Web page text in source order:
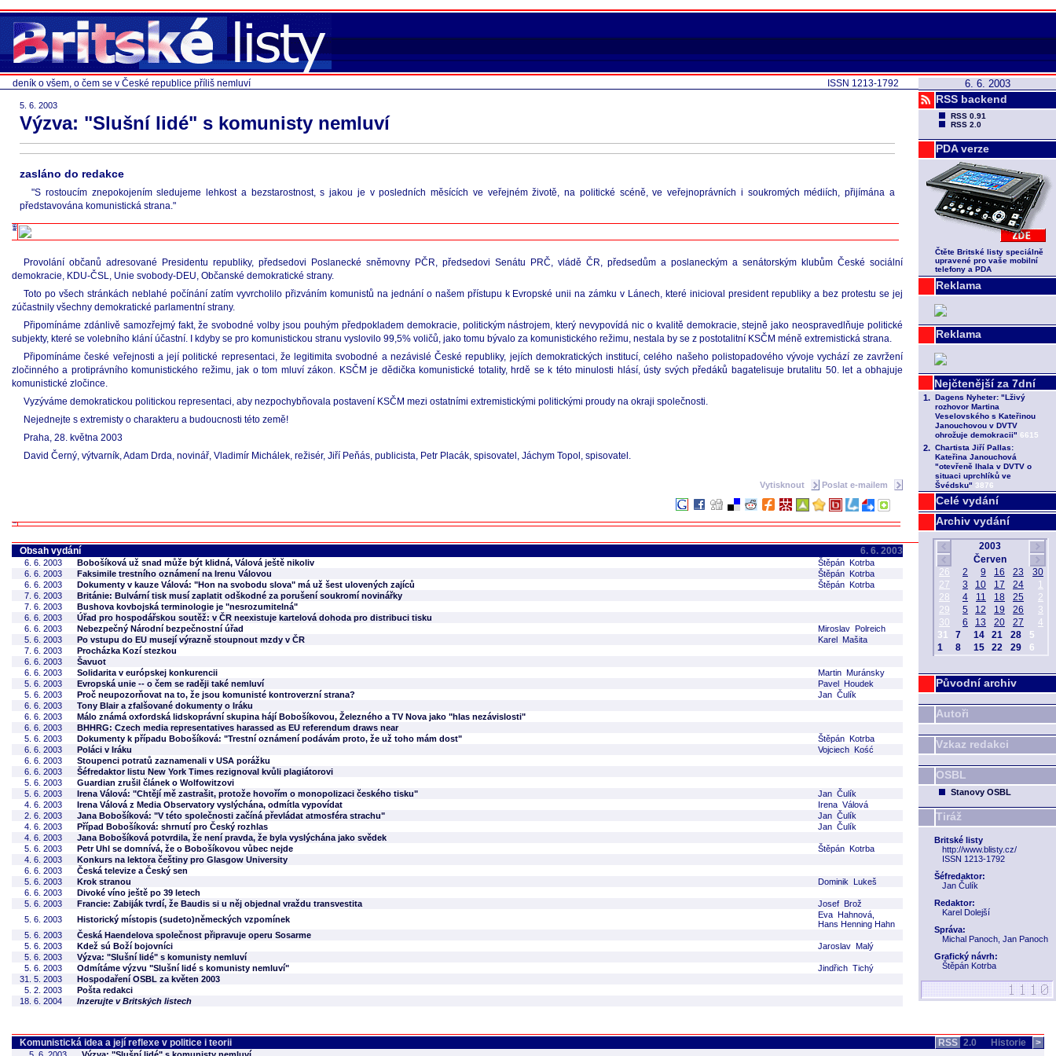
6. 6. 2003
RSS backend
RSS 0.91
RSS 2.0
PDA verze
Čtěte Britské listy speciálně
upravené pro vaše mobilní
telefony a PDA
Reklama
Reklama
Celé vydání
Archiv vydání
Původní archiv
Autoři
Vzkaz redakci
OSBL
Stanovy OSBL
Tiráž
Britské listy
http://www.blisty.cz/
ISSN 1213-1792
Šéfredaktor:
Jan Čulík
Redaktor:
Karel Dolejší
Správa:
Michal Panoch, Jan Panoch
Grafický návrh:
Štěpán Kotrba
ISSN 1213-1792
deník o všem, o čem se v České republice příliš nemluví
5. 6. 2003
Výzva: "Slušní lidé" s komunisty nemluví
zasláno do redakce
"S rostoucím znepokojením sledujeme lehkost a bezstarostnost, s jakou je v posledních měsících ve veřejném životě, na politické scéně, ve veřejnoprávních i soukromých médiích, přijímána a
představována komunistická strana."
Provolání občanů adresované Presidentu republiky, předsedovi Poslanecké sněmovny PČR, předsedovi Senátu PRČ, vládě ČR, předsedům a poslaneckým a senátorským klubům České sociální
demokracie, KDU-ČSL, Unie svobody-DEU, Občanské demokratické strany.
Toto po všech stránkách neblahé počínání zatím vyvrcholilo přizváním komunistů na jednání o našem přístupu k Evropské unii na zámku v Lánech, které inicioval president republiky a bez protestu se jej
zúčastnily všechny demokratické parlamentní strany.
Připomínáme zdánlivě samozřejmý fakt, že svobodné volby jsou pouhým předpokladem demokracie, politickým nástrojem, který nevypovídá nic o kvalitě demokracie, stejně jako neospravedlňuje politické
subjekty, které se volebního klání účastní. I kdyby se pro komunistickou stranu vyslovilo 99,5% voličů, jako tomu bývalo za komunistického režimu, nestala by se z postotalitní KSČM méně extremistická strana.
Připomínáme české veřejnosti a její politické representaci, že legitimita svobodné a nezávislé České republiky, jejích demokratických institucí, celého našeho polistopadového vývoje vychází ze zavržení
zločinného a protiprávního komunistického režimu, jak o tom mluví zákon. KSČM je dědička komunistické totality, hrdě se k této minulosti hlásí, ústy svých předáků bagatelisuje brutalitu 50. let a obhajuje
komunistické zločince.
Vyzýváme demokratickou politickou representaci, aby nezpochybňovala postavení KSČM mezi ostatními extremistickými politickými proudy na okraji společnosti.
Nejednejte s extremisty o charakteru a budoucnosti této země!
Praha, 28. května 2003
David Černý, výtvarník, Adam Drda, novinář, Vladimír Michálek, režisér, Jiří Peňás, publicista, Petr Placák, spisovatel, Jáchym Topol, spisovatel.
Vytisknout Poslat e-mailem
Obsah vydání 6. 6. 2003
6. 6. 2003 Bobošíková už snad může být klidná, Válová ještě nikoliv
Štěpán Kotrba
6. 6. 2003
Faksimile trestního oznámení na Irenu Válovou
Štěpán Kotrba
6. 6. 2003
Dokumenty v kauze Válová: "Hon na svobodu slova" má už šest ulovených zajíců
Štěpán Kotrba
7. 6. 2003
Británie: Bulvární tisk musí zaplatit odškodné za porušení soukromí novinářky
7. 6. 2003
Bushova kovbojská terminologie je "nesrozumitelná"
6. 6. 2003
Úřad pro hospodářskou soutěž: v ČR neexistuje kartelová dohoda pro distribuci tisku
6. 6. 2003
Nebezpečný Národní bezpečnostní úřad
Miroslav Polreich
5. 6. 2003
Po vstupu do EU musejí výrazně stoupnout mzdy v ČR
Karel Mašita
7. 6. 2003
Procházka Kozí stezkou
6. 6. 2003
Šavuot
6. 6. 2003
Solidarita v európskej konkurencii
Martin Muránsky
5. 6. 2003
Evropská unie -- o čem se raději také nemluví
Pavel Houdek
5. 6. 2003
Proč neupozorňovat na to, že jsou komunisté kontroverzní strana?
Jan Čulík
6. 6. 2003
Tony Blair a zfalšované dokumenty o Iráku
6. 6. 2003
Málo známá oxfordská lidskoprávní skupina hájí Bobošíkovou, Železného a TV Nova jako "hlas nezávislosti"
6. 6. 2003
BHHRG: Czech media representatives harassed as EU referendum draws near
5. 6. 2003
Dokumenty k případu Bobošíková: "Trestní oznámení podávám proto, že už toho mám dost"
Štěpán Kotrba
6. 6. 2003
Poláci v Iráku
Vojciech Kość
6. 6. 2003
Stoupenci potratů zaznamenali v USA porážku
6. 6. 2003
Šéfredaktor listu New York Times rezignoval kvůli plagiátorovi
5. 6. 2003
Guardian zrušil článek o Wolfowitzovi
5. 6. 2003
Irena Válová: "Chtějí mě zastrašit, protože hovořím o monopolizaci českého tisku"
Jan Čulík
4. 6. 2003
Irena Válová z Media Observatory vyslýchána, odmítla vypovídat
Irena Válová
2. 6. 2003
Jana Bobošíková: "V této společnosti začíná převládat atmosféra strachu"
Jan Čulík
4. 6. 2003
Případ Bobošíková: shrnutí pro Český rozhlas
Jan Čulík
4. 6. 2003
Jana Bobošíková potvrdila, že není pravda, že byla vyslýchána jako svědek
5. 6. 2003
Petr Uhl se domnívá, že o Bobošíkovou vůbec nejde
Štěpán Kotrba
4. 6. 2003
Konkurs na lektora češtiny pro Glasgow University
6. 6. 2003
Česká televize a Český sen
5. 6. 2003
Krok stranou
Dominik Lukeš
6. 6. 2003
Divoké víno ještě po 39 letech
5. 6. 2003
Francie: Zabiják tvrdí, že Baudis si u něj objednal vraždu transvestita
Josef Brož
5. 6. 2003
Historický místopis (sudeto)německých vzpomínek
Eva Hahnová,
Hans Henning Hahn
5. 6. 2003
Česká Haendelova společnost připravuje operu Sosarme
5. 6. 2003
Kdež sú Boží bojovníci
Jaroslav Malý
5. 6. 2003
Výzva: "Slušní lidé" s komunisty nemluví
5. 6. 2003
Odmítáme výzvu "Slušní lidé s komunisty nemluví"
Jindřich Tichý
31. 5. 2003
Hospodaření OSBL za květen 2003
5. 2. 2003
Pošta redakci
18. 6. 2004
Inzerujte v Britských listech
Komunistická idea a její reflexe v politice i teorii RSS 2.0 Historie >